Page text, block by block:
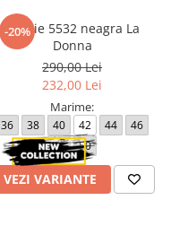
-20%
Rochie 5532 neagra La
Donna
290,00 Lei
232,00 Lei
Marime:
36 38 40 42 44
46
48
50
VEZI VARIANTE